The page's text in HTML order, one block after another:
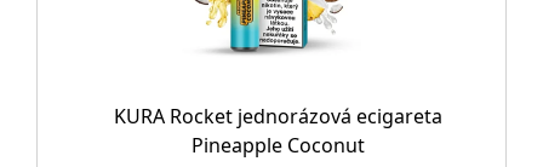
KURA Rocket jednorázová ecigareta
Pineapple Coconut